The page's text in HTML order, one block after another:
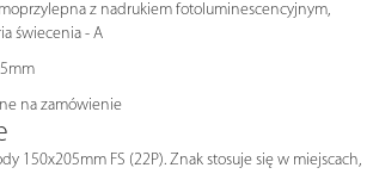
z nadrukiem fotoluminescencyjnym,
świecenia - A
na zamówienie
150x205mm FS (22P). Znak stosuje się w miejscach,